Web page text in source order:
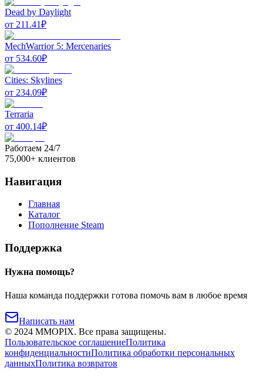
Dead by Daylight
от 211.41₽
MechWarrior 5: Mercenaries
от 534.60₽
Cities: Skylines
от 234.09₽
Terraria
от 400.14₽
Работаем 24/7
75,000+ клиентов
Навигация
Главная
Каталог
Пополнение Steam
Поддержка
Нужна помощь?
Наша команда поддержки готова помочь вам в любое время
Написать нам
© 2024 MMOPIX. Все права защищены.
Пользовательское соглашениеПолитика
конфиденциальностиПолитика обработки персональных
данныхПолитика возвратов